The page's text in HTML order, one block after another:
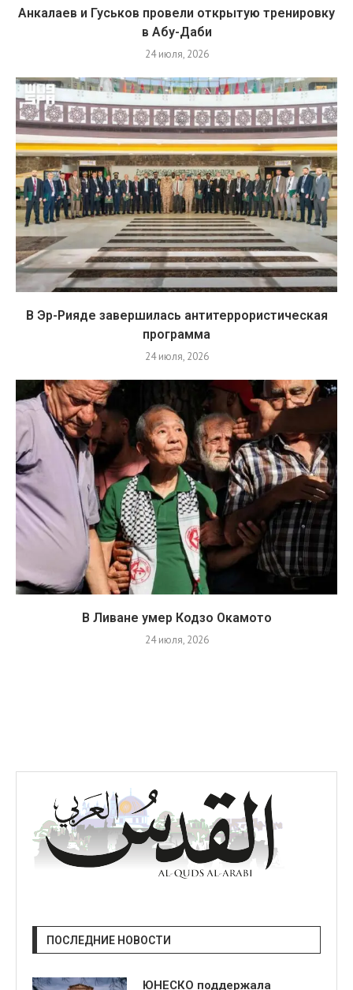
Анкалаев и Гуськов провели открытую тренировку
в Абу-Даби
24 июля, 2026
В Эр-Рияде завершилась антитеррористическая
программа
24 июля, 2026
В Ливане умер Кодзо Окамото
24 июля, 2026
ПОСЛЕДНИЕ НОВОСТИ
ЮНЕСКО поддержала